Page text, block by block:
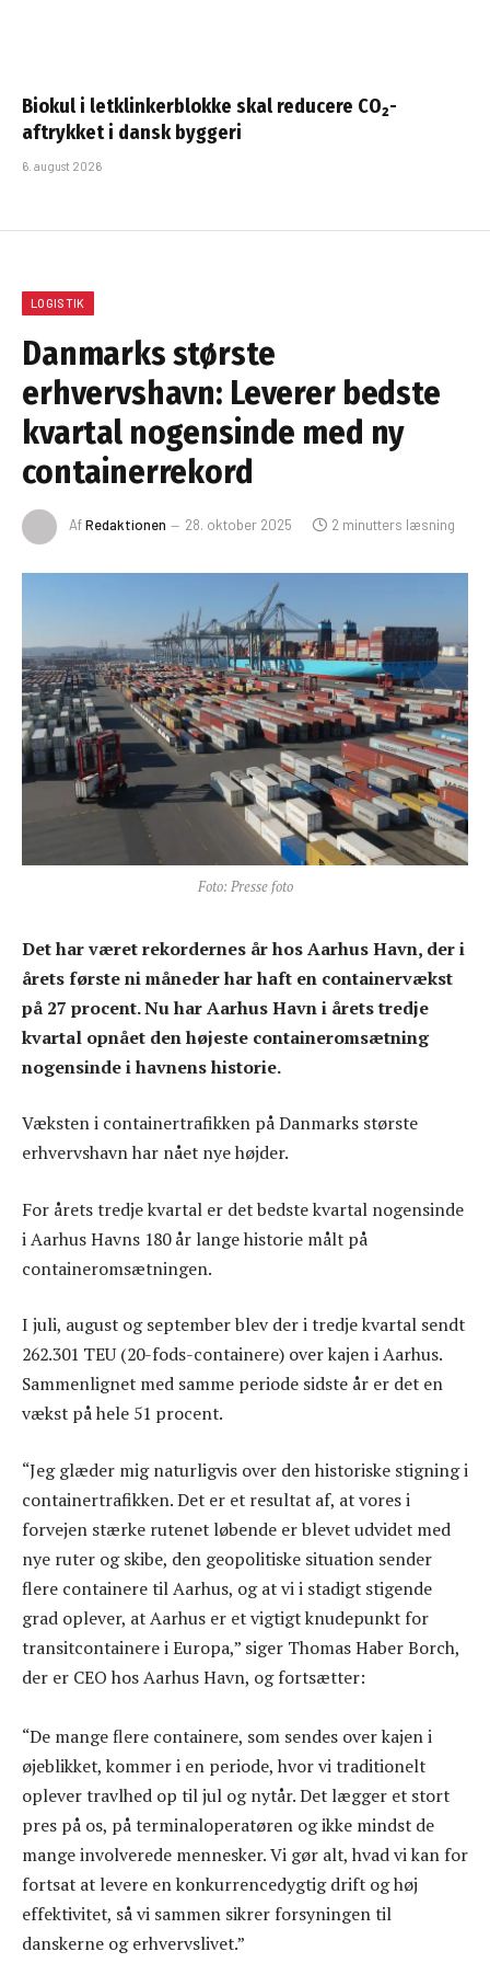
Biokul i letklinkerblokke skal reducere CO₂-
aftrykket i dansk byggeri
6. august 2026
LOGISTIK
Danmarks største
erhvervshavn: Leverer bedste
kvartal nogensinde med ny
containerrekord
AfRedaktionen 28. oktober 2025 2 minutters læsning
Foto: Presse foto
Det har været rekordernes år hos Aarhus Havn, der i
årets første ni måneder har haft en containervækst
på 27 procent. Nu har Aarhus Havn i årets tredje
kvartal opnået den højeste containeromsætning
nogensinde i havnens historie.
Væksten i containertrafikken på Danmarks største
erhvervshavn har nået nye højder.
For årets tredje kvartal er det bedste kvartal nogensinde
i Aarhus Havns 180 år lange historie målt på
containeromsætningen.
I juli, august og september blev der i tredje kvartal sendt
262.301 TEU (20-fods-containere) over kajen i Aarhus.
Sammenlignet med samme periode sidste år er det en
vækst på hele 51 procent.
“Jeg glæder mig naturligvis over den historiske stigning i
containertrafikken. Det er et resultat af, at vores i
forvejen stærke rutenet løbende er blevet udvidet med
nye ruter og skibe, den geopolitiske situation sender
flere containere til Aarhus, og at vi i stadigt stigende
grad oplever, at Aarhus er et vigtigt knudepunkt for
transitcontainere i Europa,” siger Thomas Haber Borch,
der er CEO hos Aarhus Havn, og fortsætter:
“De mange flere containere, som sendes over kajen i
øjeblikket, kommer i en periode, hvor vi traditionelt
oplever travlhed op til jul og nytår. Det lægger et stort
pres på os, på terminaloperatøren og ikke mindst de
mange involverede mennesker. Vi gør alt, hvad vi kan for
fortsat at levere en konkurrencedygtig drift og høj
effektivitet, så vi sammen sikrer forsyningen til
danskerne og erhvervslivet.”